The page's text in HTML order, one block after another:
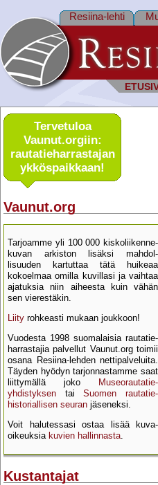
Resiina-lehti
Tervetuloa
Vaunut.orgiin:
rautatie­harrastajan
ykkös­paikkaan!
Vaunut.org
Tarjoamme yli 100 000 kisko­liikenne­
kuvan arkiston lisäksi mahdol­
lisuuden kartu­ttaa tätä huikeaa
kokoelmaa omilla kuvillasi ja vaihtaa
ajatuksia niin aiheesta kuin vähän
sen vierestäkin.
Liity rohkeasti mukaan joukkoon!
Vuodesta 1998 suomalaisia rautatie­
harrastajia palvellut Vaunut.org toimii
osana Resiina-lehden netti­palveluita.
Täyden hyödyn tarjon­nastamme saat
liittymällä joko
Museo­rautatie­
yhdistyksen tai Suomen rautatie­
historial­lisen seuran jäseneksi.
Voit halutessasi ostaa lisää kuva­
oikeuksia kuvien hallinnasta.
Kustantajat